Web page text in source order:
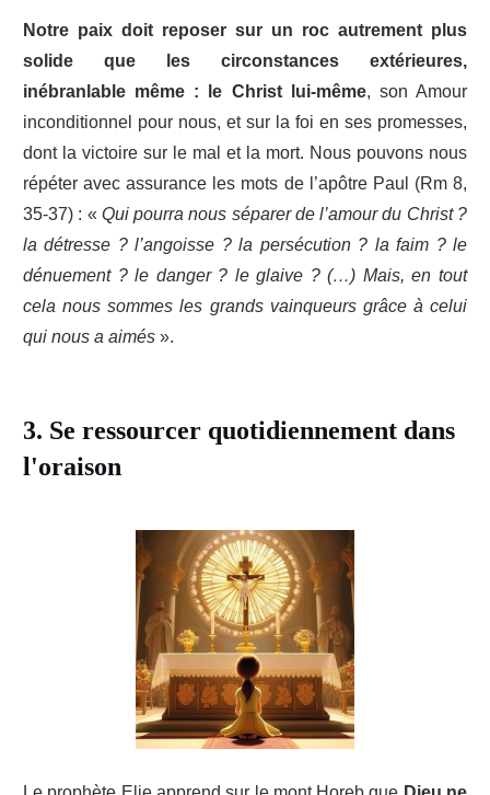
Notre paix doit reposer sur un roc autrement plus
solide que les circonstances extérieures,
inébranlable même : le Christ lui-même, son Amour
inconditionnel pour nous, et sur la foi en ses promesses,
dont la victoire sur le mal et la mort. Nous pouvons nous
répéter avec assurance les mots de l’apôtre Paul (Rm 8,
35-37) : « Qui pourra nous séparer de l’amour du Christ ?
la détresse ? l’angoisse ? la persécution ? la faim ? le
dénuement ? le danger ? le glaive ? (…) Mais, en tout
cela nous sommes les grands vainqueurs grâce à celui
qui nous a aimés ».
3. Se ressourcer quotidiennement dans
l'oraison